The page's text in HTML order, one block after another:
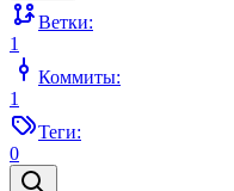
Ветки:
1
Коммиты:
1
Теги:
0